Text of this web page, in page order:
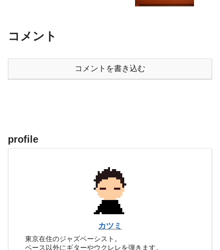
コメント
コメントを書き込む
profile
カツミ
東京在住のジャズベーシスト。
ベース以外にギターやウクレレを弾きます。